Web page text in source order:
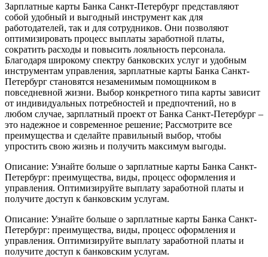
Зарплатные карты Банка Санкт-Петербург представляют
собой удобный и выгодный инструмент как для
работодателей, так и для сотрудников. Они позволяют
оптимизировать процесс выплаты заработной платы,
сократить расходы и повысить лояльность персонала.
Благодаря широкому спектру банковских услуг и удобным
инструментам управления, зарплатные карты Банка Санкт-
Петербург становятся незаменимым помощником в
повседневной жизни. Выбор конкретного типа карты зависит
от индивидуальных потребностей и предпочтений, но в
любом случае, зарплатный проект от Банка Санкт-Петербург –
это надежное и современное решение; Рассмотрите все
преимущества и сделайте правильный выбор, чтобы
упростить свою жизнь и получить максимум выгоды.
Описание: Узнайте больше о зарплатные карты Банка Санкт-
Петербург: преимущества, виды, процесс оформления и
управления. Оптимизируйте выплату заработной платы и
получите доступ к банковским услугам.
Описание: Узнайте больше о зарплатные карты Банка Санкт-
Петербург: преимущества, виды, процесс оформления и
управления. Оптимизируйте выплату заработной платы и
получите доступ к банковским услугам.